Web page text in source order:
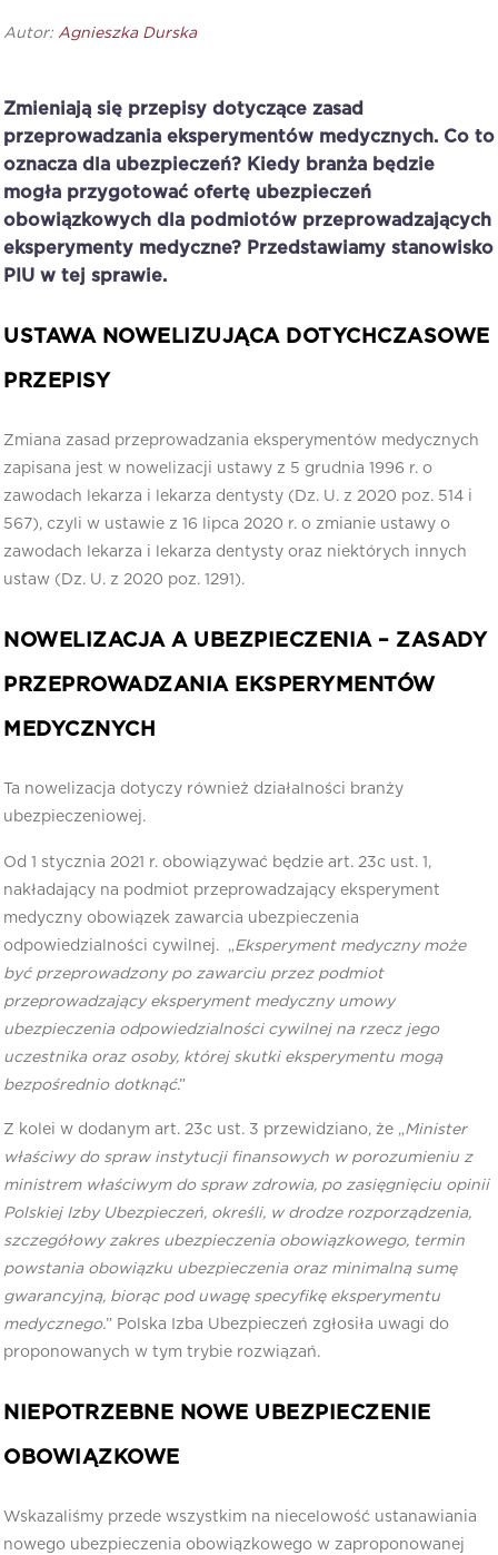
Autor: Agnieszka Durska
Zmieniają się przepisy dotyczące zasad
przeprowadzania eksperymentów medycznych. Co to
oznacza dla ubezpieczeń? Kiedy branża będzie
mogła przygotować ofertę ubezpieczeń
obowiązkowych dla podmiotów przeprowadzających
eksperymenty medyczne? Przedstawiamy stanowisko
PIU w tej sprawie.
USTAWA NOWELIZUJĄCA DOTYCHCZASOWE
PRZEPISY
Zmiana zasad przeprowadzania eksperymentów medycznych
zapisana jest w nowelizacji ustawy z 5 grudnia 1996 r. o
zawodach lekarza i lekarza dentysty (Dz. U. z 2020 poz. 514 i
567), czyli w ustawie z 16 lipca 2020 r. o zmianie ustawy o
zawodach lekarza i lekarza dentysty oraz niektórych innych
ustaw (Dz. U. z 2020 poz. 1291).
NOWELIZACJA A UBEZPIECZENIA – ZASADY
PRZEPROWADZANIA EKSPERYMENTÓW
MEDYCZNYCH
Ta nowelizacja dotyczy również działalności branży
ubezpieczeniowej.
Od 1 stycznia 2021 r. obowiązywać będzie art. 23c ust. 1,
nakładający na podmiot przeprowadzający eksperyment
medyczny obowiązek zawarcia ubezpieczenia
odpowiedzialności cywilnej. „Eksperyment medyczny może
być przeprowadzony po zawarciu przez podmiot
przeprowadzający eksperyment medyczny umowy
ubezpieczenia odpowiedzialności cywilnej na rzecz jego
uczestnika oraz osoby, której skutki eksperymentu mogą
bezpośrednio dotknąć.”
Z kolei w dodanym art. 23c ust. 3 przewidziano, że „Minister
właściwy do spraw instytucji finansowych w porozumieniu z
ministrem właściwym do spraw zdrowia, po zasięgnięciu opinii
Polskiej Izby Ubezpieczeń, określi, w drodze rozporządzenia,
szczegółowy zakres ubezpieczenia obowiązkowego, termin
powstania obowiązku ubezpieczenia oraz minimalną sumę
gwarancyjną, biorąc pod uwagę specyfikę eksperymentu
medycznego.” Polska Izba Ubezpieczeń zgłosiła uwagi do
proponowanych w tym trybie rozwiązań.
NIEPOTRZEBNE NOWE UBEZPIECZENIE
OBOWIĄZKOWE
Wskazaliśmy przede wszystkim na niecelowość ustanawiania
nowego ubezpieczenia obowiązkowego w zaproponowanej